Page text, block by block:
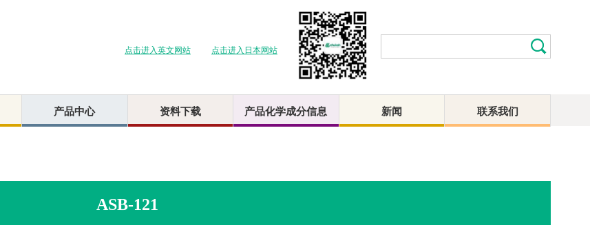
点击进入日本网站
点击进入英文网站
产品中心 资料下载 产品化学成分信息 新闻 联系我们
ASB-121